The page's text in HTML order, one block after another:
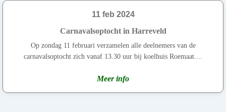
11 feb 2024
Carnavalsoptocht in Harreveld
Op zondag 11 februari verzamelen alle deelnemers van de
carnavalsoptocht zich vanaf 13.30 uur bij koelhuis Roemaat....
Meer info